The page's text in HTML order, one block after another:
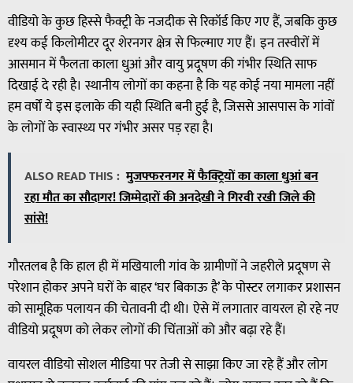
वीडियो के कुछ हिस्से फैक्ट्री के नजदीक से रिकॉर्ड किए गए हैं, जबकि कुछ
दृश्य कई किलोमीटर दूर शेरनगर क्षेत्र से फिल्माए गए हैं। इन तस्वीरों में
आसमान में फैलता काला धुआं और वायु प्रदूषण की गंभीर स्थिति साफ
दिखाई दे रही है। स्थानीय लोगों का कहना है कि यह कोई नया मामला नहीं
हम वर्षों ये इस इलाके की यही स्थिति बनी हुई है, जिससे आसपास के गांवों
के लोगों के स्वास्थ्य पर गंभीर असर पड़ रहा है।
ALSO READ THIS : मुजफ्फरनगर में फैक्ट्रियों का काला धुआं बन
रहा मौत का सौदागर! जिम्मेदारों की अनदेखी ने गिरवी रखी जिले की
सांसे!
गौरतलब है कि हाल ही में मखियाली गांव के ग्रामीणों ने जहरीले प्रदूषण से
परेशान होकर अपने घरों के बाहर ‘घर बिकाऊ है’ के पोस्टर लगाकर प्रशासन
को सामूहिक पलायन की चेतावनी दी थी। ऐसे में लगातार वायरल हो रहे नए
वीडियो प्रदूषण को लेकर लोगों की चिंताओं को और बढ़ा रहे हैं।
वायरल वीडियो सोशल मीडिया पर तेजी से साझा किए जा रहे हैं और लोग